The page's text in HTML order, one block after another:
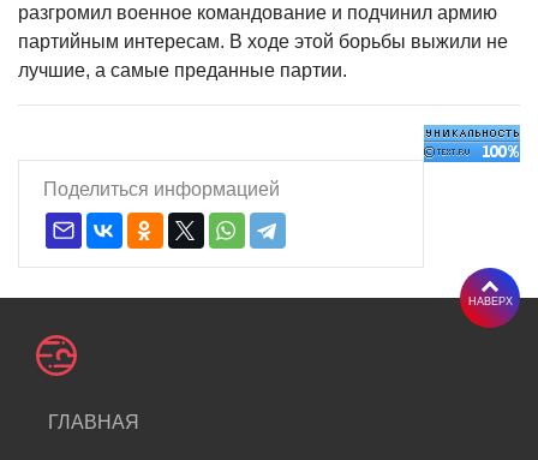
разгромил военное командование и подчинил армию
партийным интересам. В ходе этой борьбы выжили не
лучшие, а самые преданные партии.
Поделиться информацией
ГЛАВНАЯ
НАВЕРХ